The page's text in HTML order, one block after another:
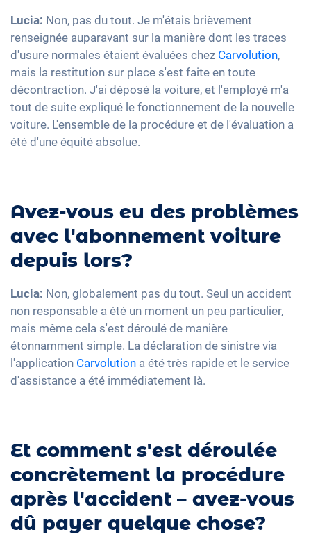
Lucia: Non, pas du tout. Je m'étais brièvement
renseignée auparavant sur la manière dont les traces
d'usure normales étaient évaluées chez Carvolution,
mais la restitution sur place s'est faite en toute
décontraction. J'ai déposé la voiture, et l'employé m'a
tout de suite expliqué le fonctionnement de la nouvelle
voiture. L'ensemble de la procédure et de l'évaluation a
été d'une équité absolue.
Avez-vous eu des problèmes
avec l'abonnement voiture
depuis lors?
Lucia: Non, globalement pas du tout. Seul un accident
non responsable a été un moment un peu particulier,
mais même cela s'est déroulé de manière
étonnamment simple. La déclaration de sinistre via
l'application Carvolution a été très rapide et le service
d'assistance a été immédiatement là.
Et comment s'est déroulée
concrètement la procédure
après l'accident – avez-vous
dû payer quelque chose?